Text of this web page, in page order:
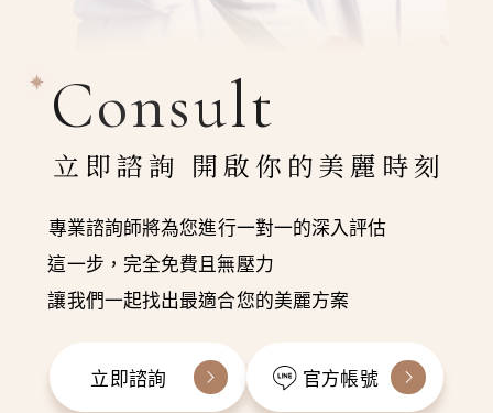
Consult
立即諮詢 開啟你的美麗時刻
專業諮詢師將為您進行一對一的深入評估
這一步，完全免費且無壓力
讓我們一起找出最適合您的美麗方案
立即諮詢 官方帳號